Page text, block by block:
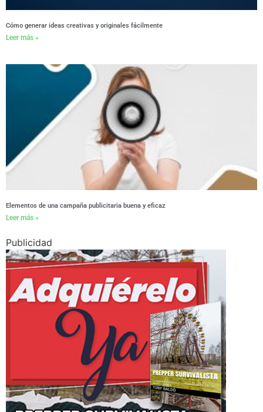
Cómo generar ideas creativas y originales fácilmente
Leer más »
Elementos de una campaña publicitaria buena y eficaz
Leer más »
Publicidad